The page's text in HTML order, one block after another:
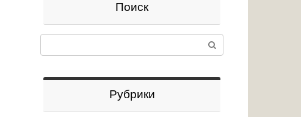
Поиск
Рубрики